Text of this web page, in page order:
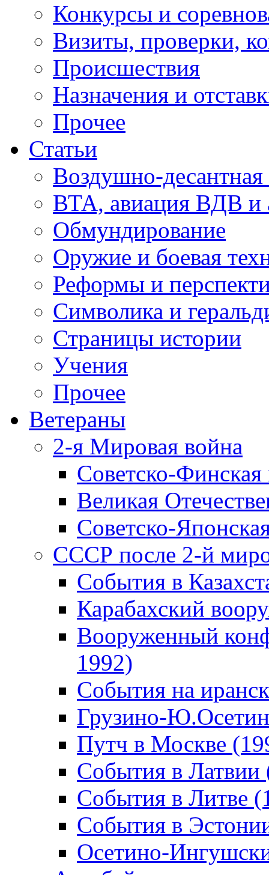
Конкурсы и
Визиты, проверки,
Происшествия
Назначения и
Прочее
Статьи
Воздушно-десантная
ВТА, авиация ВДВ и
Обмундирование
Оружие и боевая
Реформы и
Символика и
Страницы истории
Учения
Прочее
Ветераны
2-я Мировая война
Советско-
Великая
Советско-
СССР после 2-й
События в
Карабахский
Вооруженный
1992)
События на
Грузино-
Путч в Москве
События в Латвии
События в Литве
События в
Осетино-